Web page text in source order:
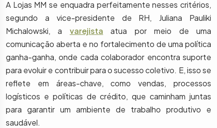
A Lojas MM se enquadra perfeitamente nesses critérios,
segundo a vice-presidente de RH, Juliana Pauliki
Michalowski, a varejista atua por meio de uma
comunicação aberta e no fortalecimento de uma política
ganha-ganha, onde cada colaborador encontra suporte
para evoluir e contribuir para o sucesso coletivo. E, isso se
reflete em áreas-chave, como vendas, processos
logísticos e políticas de crédito, que caminham juntas
para garantir um ambiente de trabalho produtivo e
saudável.